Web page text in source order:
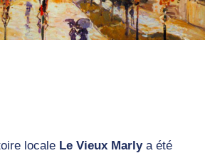
locale Le Vieux Marlya été